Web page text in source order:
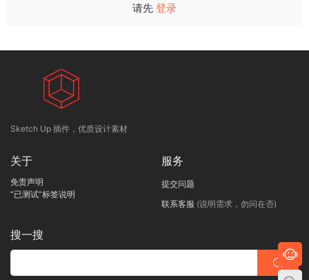
请先 登录
Sketch Up 插件，优质设计素材
关于
免责声明
“已测试”标签说明
服务
提交问题
联系客服 (说明需求，勿问在否)
搜一搜